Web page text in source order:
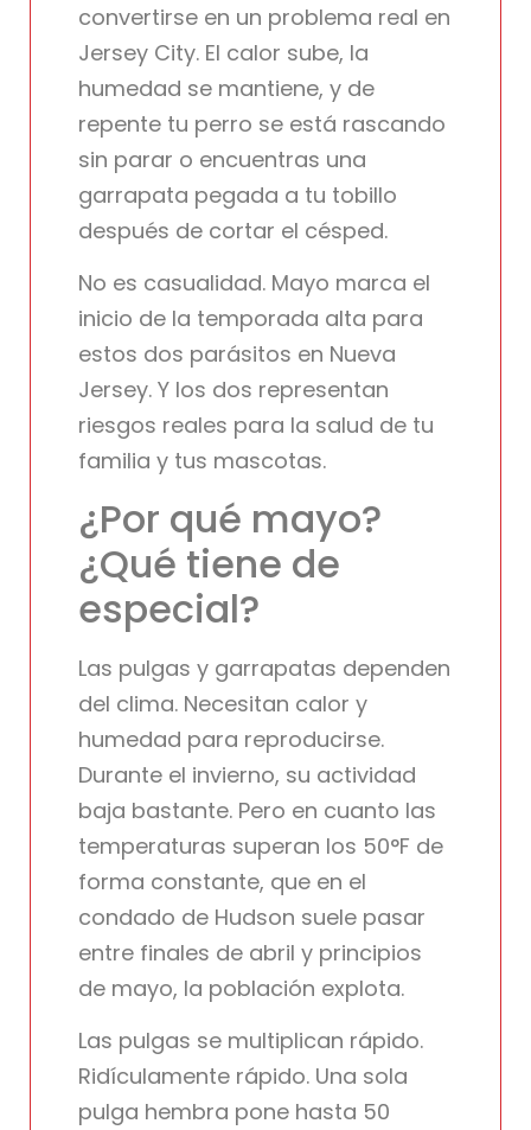
convertirse en un problema real en
Jersey City. El calor sube, la
humedad se mantiene, y de
repente tu perro se está rascando
sin parar o encuentras una
garrapata pegada a tu tobillo
después de cortar el césped.
No es casualidad. Mayo marca el
inicio de la temporada alta para
estos dos parásitos en Nueva
Jersey. Y los dos representan
riesgos reales para la salud de tu
familia y tus mascotas.
¿Por qué mayo?
¿Qué tiene de
especial?
Las pulgas y garrapatas dependen
del clima. Necesitan calor y
humedad para reproducirse.
Durante el invierno, su actividad
baja bastante. Pero en cuanto las
temperaturas superan los 50°F de
forma constante, que en el
condado de Hudson suele pasar
entre finales de abril y principios
de mayo, la población explota.
Las pulgas se multiplican rápido.
Ridículamente rápido. Una sola
pulga hembra pone hasta 50